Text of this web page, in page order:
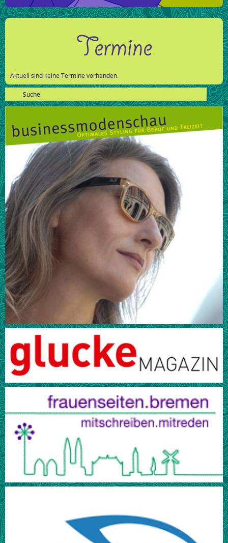
Termine
Aktuell sind keine Termine vorhanden.